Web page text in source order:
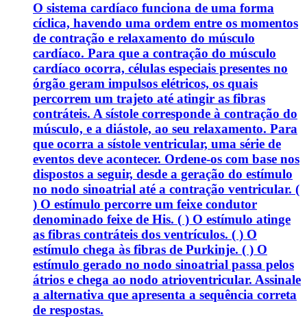
O sistema cardíaco funciona de uma forma
cíclica, havendo uma ordem entre os momentos
de contração e relaxamento do músculo
cardíaco. Para que a contração do músculo
cardíaco ocorra, células especiais presentes no
órgão geram impulsos elétricos, os quais
percorrem um trajeto até atingir as fibras
contráteis. A sístole corresponde à contração do
músculo, e a diástole, ao seu relaxamento. Para
que ocorra a sístole ventricular, uma série de
eventos deve acontecer. Ordene-os com base nos
dispostos a seguir, desde a geração do estímulo
no nodo sinoatrial até a contração ventricular. (
) O estímulo percorre um feixe condutor
denominado feixe de His. ( ) O estímulo atinge
as fibras contráteis dos ventrículos. ( ) O
estímulo chega às fibras de Purkinje. ( ) O
estímulo gerado no nodo sinoatrial passa pelos
átrios e chega ao nodo atrioventricular. Assinale
a alternativa que apresenta a sequência correta
de respostas.